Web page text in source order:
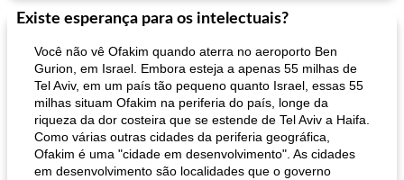
Existe esperança para os intelectuais?
Você não vê Ofakim quando aterra no aeroporto Ben
Gurion, em Israel. Embora esteja a apenas 55 milhas de
Tel Aviv, em um país tão pequeno quanto Israel, essas 55
milhas situam Ofakim na periferia do país, longe da
riqueza da dor costeira que se estende de Tel Aviv a Haifa.
Como várias outras cidades da periferia geográfica,
Ofakim é uma "cidade em desenvolvimento". As cidades
em desenvolvimento são localidades que o governo